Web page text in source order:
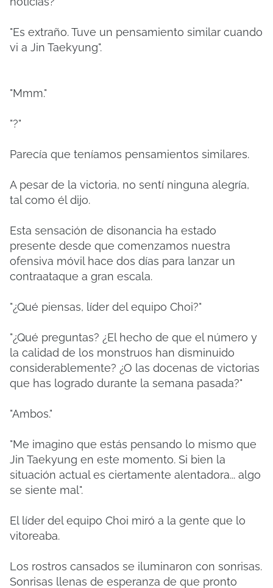
"Es extraño. Tuve un pensamiento similar cuando
vi a Jin Taekyung".
"Mmm."
"?"
Parecía que teníamos pensamientos similares.
A pesar de la victoria, no sentí ninguna alegría,
tal como él dijo.
Esta sensación de disonancia ha estado
presente desde que comenzamos nuestra
ofensiva móvil hace dos días para lanzar un
contraataque a gran escala.
"¿Qué piensas, líder del equipo Choi?"
"¿Qué preguntas? ¿El hecho de que el número y
la calidad de los monstruos han disminuido
considerablemente? ¿O las docenas de victorias
que has logrado durante la semana pasada?"
"Ambos."
"Me imagino que estás pensando lo mismo que
Jin Taekyung en este momento. Si bien la
situación actual es ciertamente alentadora... algo
se siente mal".
El líder del equipo Choi miró a la gente que lo
vitoreaba.
Los rostros cansados ​​se iluminaron con sonrisas.
Sonrisas llenas de esperanza de que pronto